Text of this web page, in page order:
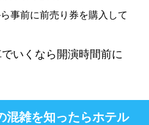
事前に前売り券を購入して
いくなら開演時間前に
混雑を知ったらホテル